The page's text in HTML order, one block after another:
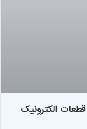
الکترونیک